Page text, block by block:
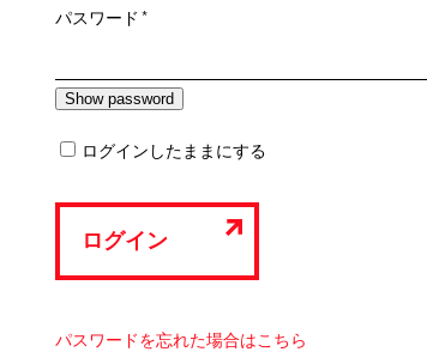
パスワード*必
ログインしたままにする
ログイン
パスワードを忘れた場合はこちら